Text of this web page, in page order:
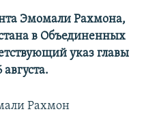
Эмомали Рахмона,
в Объединенных
указ главы
Рахмон